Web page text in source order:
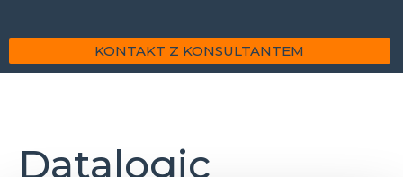
KONTAKT Z KONSULTANTEM
Datalogic